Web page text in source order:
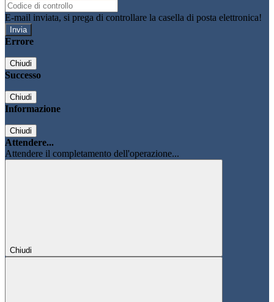
E-mail inviata, si prega di controllare la casella di posta elettronica!
Errore
Chiudi
Successo
Chiudi
Informazione
Chiudi
Attendere...
Attendere il completamento dell'operazione...
Chiudi